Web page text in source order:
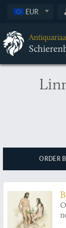
EUR
ORDER